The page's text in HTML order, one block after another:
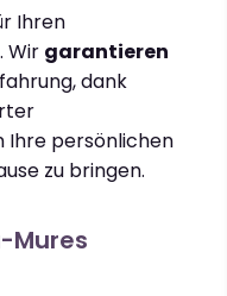
Ihren
Wir garantieren
dank
Ihre persönlichen
zu bringen.
Mures